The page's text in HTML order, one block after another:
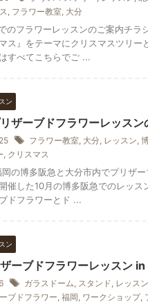
フラワー教室 大分
のフラワーレッスンのご案内チラ
ス』をテーマにクリスマスツリ
すべてこちらでご ...
ン
ザーブドフラワーレッスン
フラワー教室 大分 レッスン
クリスマス
の博多阪急と大分市内でプリザ
催した10月の博多阪急でのレッ
ドフラワーとド ...
ン
ーブドフラワーレッスン in
ガラスドーム スタンド レッスン
ブドフラワー 福岡 ワークショップ,